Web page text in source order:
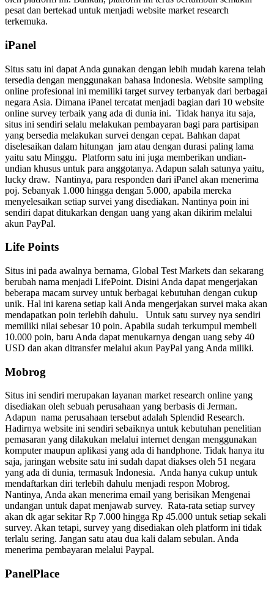
pesat dan bertekad untuk menjadi website market research
terkemuka.
iPanel
Situs satu ini dapat Anda gunakan dengan lebih mudah karena telah
tersedia dengan menggunakan bahasa Indonesia. Website sampling
online profesional ini memiliki target survey terbanyak dari berbagai
negara Asia. Dimana iPanel tercatat menjadi bagian dari 10 website
online survey terbaik yang ada di dunia ini. Tidak hanya itu saja,
situs ini sendiri selalu melakukan pembayaran bagi para partisipan
yang bersedia melakukan survei dengan cepat. Bahkan dapat
diselesaikan dalam hitungan jam atau dengan durasi paling lama
yaitu satu Minggu. Platform satu ini juga memberikan undian-
undian khusus untuk para anggotanya. Adapun salah satunya yaitu,
lucky draw. Nantinya, para responden dari iPanel akan menerima
poj. Sebanyak 1.000 hingga dengan 5.000, apabila mereka
menyelesaikan setiap survei yang disediakan. Nantinya poin ini
sendiri dapat ditukarkan dengan uang yang akan dikirim melalui
akun PayPal.
Life Points
Situs ini pada awalnya bernama, Global Test Markets dan sekarang
berubah nama menjadi LifePoint. Disini Anda dapat mengerjakan
beberapa macam survey untuk berbagai kebutuhan dengan cukup
unik. Hal ini karena setiap kali Anda mengerjakan survei maka akan
mendapatkan poin terlebih dahulu.
Untuk satu survey nya sendiri
memiliki nilai sebesar 10 poin. Apabila sudah terkumpul membeli
10.000 poin, baru Anda dapat menukarnya dengan uang seby 40
USD dan akan ditransfer melalui akun PayPal yang Anda miliki.
Mobrog
Situs ini sendiri merupakan layanan market research online yang
disediakan oleh sebuah perusahaan yang berbasis di Jerman.
Adapun nama perusahaan tersebut adalah Splendid Research.
Hadirnya website ini sendiri sebaiknya untuk kebutuhan penelitian
pemasaran yang dilakukan melalui internet dengan menggunakan
komputer maupun aplikasi yang ada di handphone. Tidak hanya itu
saja, jaringan website satu ini sudah dapat diakses oleh 51 negara
yang ada di dunia, termasuk Indonesia. Anda hanya cukup untuk
mendaftarkan diri terlebih dahulu menjadi respon Mobrog.
Nantinya, Anda akan menerima email yang berisikan Mengenai
undangan untuk dapat menjawab survey. Rata-rata setiap survey
akan dk agar sekitar Rp 7.000 hingga Rp 45.000 untuk setiap sekali
survey. Akan tetapi, survey yang disediakan oleh platform ini tidak
terlalu sering. Jangan satu atau dua kali dalam sebulan. Anda
menerima pembayaran melalui Paypal.
PanelPlace